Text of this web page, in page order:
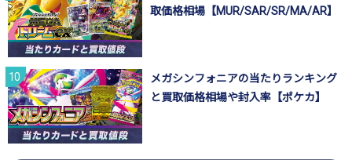
取価格相場【MUR/SAR/SR/MA/AR】
メガシンフォニアの当たりランキング
と買取価格相場や封入率【ポケカ】